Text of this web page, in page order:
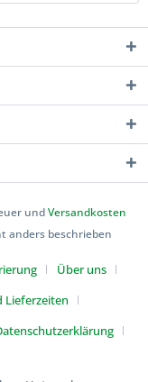
undVersandkosten
anders beschrieben
Über uns
Lieferzeiten